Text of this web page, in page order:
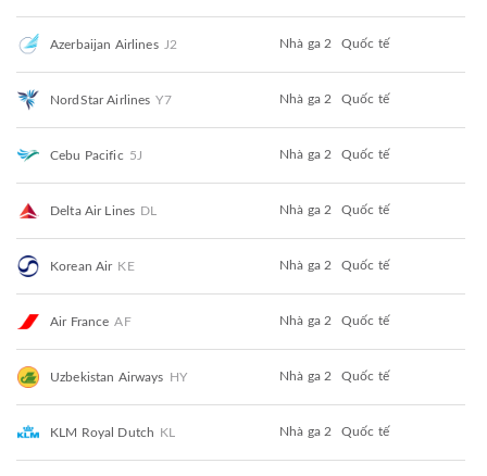
Azerbaijan Airlines J2 Nhà ga 2 Quốc tế
NordStar Airlines Y7 Nhà ga 2 Quốc tế
Cebu Pacific 5J Nhà ga 2 Quốc tế
Delta Air Lines DL Nhà ga 2 Quốc tế
Korean Air KE Nhà ga 2 Quốc tế
Air France AF Nhà ga 2 Quốc tế
Uzbekistan Airways HY Nhà ga 2 Quốc tế
KLM Royal Dutch KL Nhà ga 2 Quốc tế